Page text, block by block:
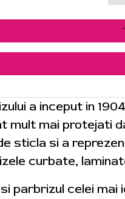
a inceput in
mult mai protejati
sticla si a
curbate,
parbrizul celei mai